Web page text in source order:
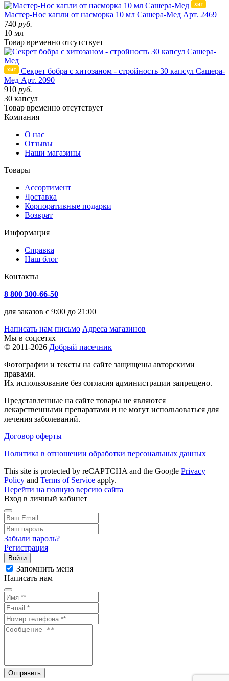
Мастер-Нос капли от насморка 10 мл Сашера-Мед Арт. 2469
740 руб.
10 мл
Товар временно отсутствует
Секрет бобра с хитозаном - стройность 30 капсул Сашера-
Мед Арт. 2090
910 руб.
30 капсул
Товар временно отсутствует
Компания
О нас
Отзывы
Наши магазины
Товары
Ассортимент
Доставка
Корпоративные подарки
Возврат
Информация
Справка
Наш блог
Контакты
8 800 300-66-50
для заказов с 9:00 до 21:00
Написать нам письмо Адреса магазинов
Мы в соцсетях
© 2011-2026 Добрый пасечник
Фотографии и тексты на сайте защищены авторскими
правами.
Их использование без согласия администрации запрещено.
Представленные на сайте товары не являются
лекарственными препаратами и не могут использоваться для
лечения заболеваний.
Договор оферты
Политика в отношении обработки персональных данных
This site is protected by reCAPTCHA and the Google Privacy
Policy and Terms of Service apply.
Перейти на полную версию сайта
Вход в личный кабинет
Забыли пароль?
Регистрация
Войти
Запомнить меня
Написать нам
Отправить